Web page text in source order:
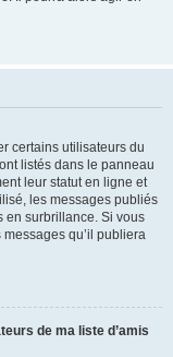
certains utilisateurs du
listés dans le panneau
leur statut en ligne et
les messages publiés
en surbrillance. Si vous
qu’il publiera
de ma liste d’amis